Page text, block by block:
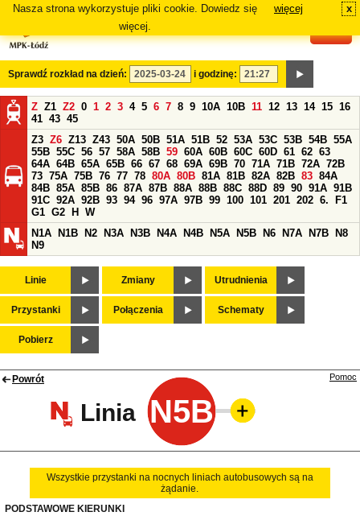
Nasza strona wykorzystuje pliki cookie. Dowiedz się
więcej.
więcej x
Sprawdź rozkład na dzień: i godzinę:
Z Z1 Z2 0 1 2 3 4 5 6 7 8 9 10A 10B 11 12 13 14 15 16
41 43 45
Z3 Z6 Z13 Z43 50A 50B 51A 51B 52 53A 53C 53B 54B 55A
55B 55C 56 57 58A 58B 59 60A 60B 60C 60D 61 62 63
64A 64B 65A 65B 66 67 68 69A 69B 70 71A 71B 72A 72B
73 75A 75B 76 77 78 80A 80B 81A 81B 82A 82B 83 84A
84B 85A 85B 86 87A 87B 88A 88B 88C 88D 89 90 91A 91B
91C 92A 92B 93 94 96 97A 97B 99 100 101 201 202 6.
F1
G1 G2 H
W
N1A
N1B N2 N3A N3B N4A N4B N5A N5B N6 N7A N7B
N8
N9
Linie Zmiany Utrudnienia
Przystanki Połączenia Schematy
Pobierz
Powrót
Linia N5B
Pomoc
Wszystkie przystanki na nocnych liniach autobusowych są na
żądanie.
PODSTAWOWE KIERUNKI